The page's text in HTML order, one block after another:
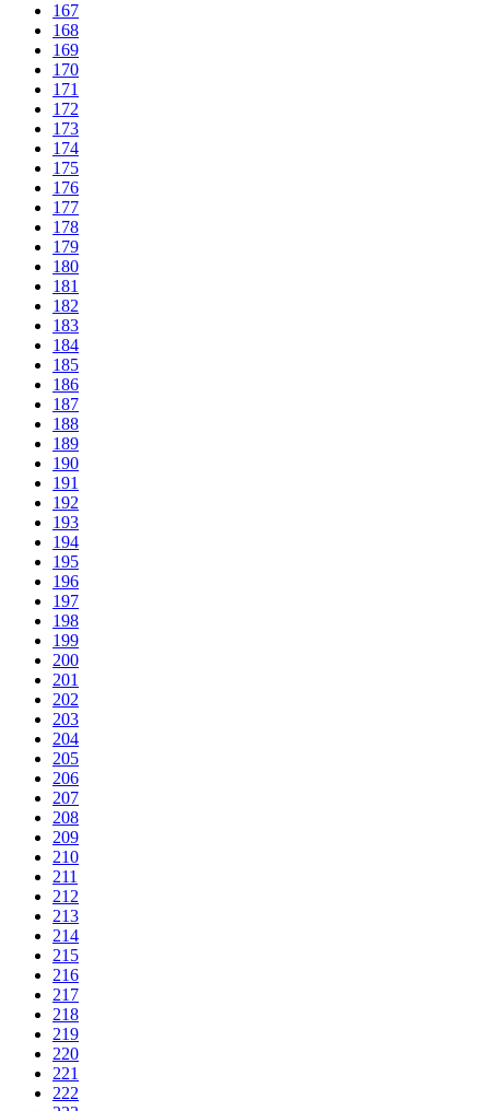
167
168
169
170
171
172
173
174
175
176
177
178
179
180
181
182
183
184
185
186
187
188
189
190
191
192
193
194
195
196
197
198
199
200
201
202
203
204
205
206
207
208
209
210
211
212
213
214
215
216
217
218
219
220
221
222